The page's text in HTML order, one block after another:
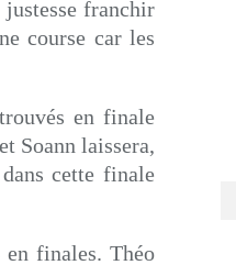
franchir
course car les
en finale
Soann laissera,
cette finale
finales. Théo